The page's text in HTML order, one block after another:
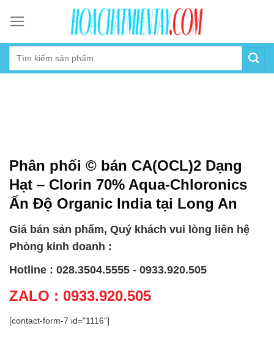
content
Phân phối © bán CA(OCL)2 Dạng
Hạt – Clorin 70% Aqua-Chloronics
Ấn Độ Organic India tại Long An
Giá bán sản phẩm, Quý khách vui lòng liên hệ
Phòng kinh doanh :
Hotline : 028.3504.5555 - 0933.920.505
ZALO : 0933.920.505
[contact-form-7 id="1116"]